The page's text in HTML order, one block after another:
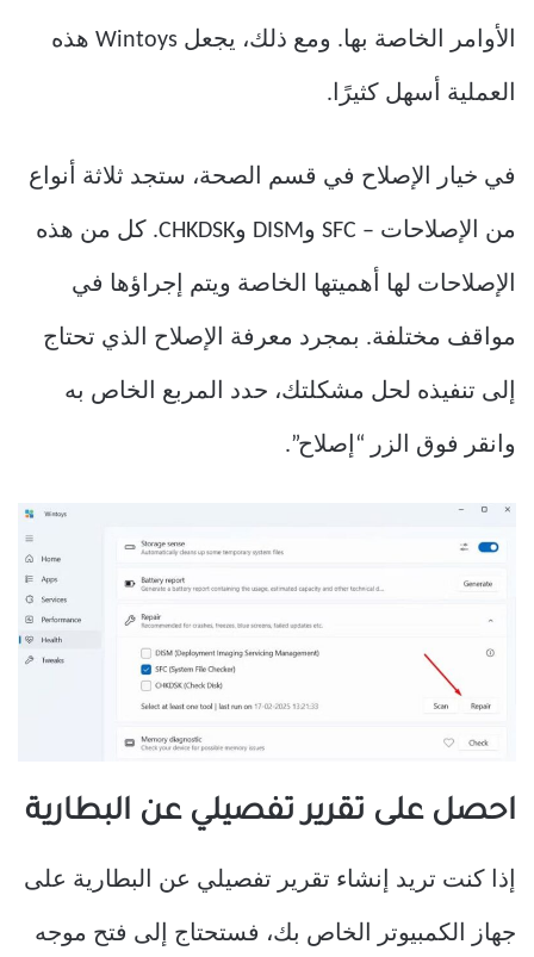
الأوامر الخاصة بها. ومع ذلك، يجعل Wintoys هذه
العملية أسهل كثيرًا.
في خيار الإصلاح في قسم الصحة، ستجد ثلاثة أنواع
من الإصلاحات – SFC وDISM وCHKDSK. كل من هذه
الإصلاحات لها أهميتها الخاصة ويتم إجراؤها في
مواقف مختلفة. بمجرد معرفة الإصلاح الذي تحتاج
إلى تنفيذه لحل مشكلتك، حدد المربع الخاص به
وانقر فوق الزر “إصلاح”.
احصل على تقرير تفصيلي عن البطارية
إذا كنت تريد إنشاء تقرير تفصيلي عن البطارية على
جهاز الكمبيوتر الخاص بك، فستحتاج إلى فتح موجه